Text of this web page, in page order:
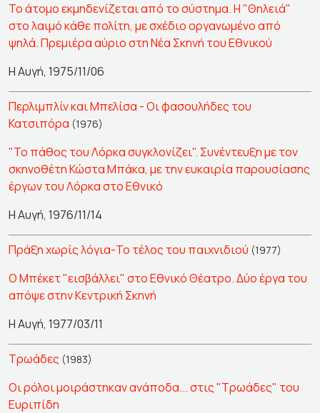
Το άτομο εκμηδενίζεται από το σύστημα. Η "Θηλειά"
στο λαιμό κάθε πολίτη, με σχέδιο οργανωμένο από
ψηλά. Πρεμιέρα αύριο στη Νέα Σκηνή του Εθνικού
Η Αυγή, 1975/11/06
Περλιμπλίν και Μπελίσα - Οι φασουλήδες του
Κατσιπόρα (1976)
"Το πάθος του Λόρκα συγκλονίζει". Συνέντευξη με τον
σκηνοθέτη Κώστα Μπάκα, με την ευκαιρία παρουσίασης
έργων του Λόρκα στο Εθνικό
Η Αυγή, 1976/11/14
Πράξη χωρίς λόγια-Το τέλος του παιχνιδιού (1977)
Ο Μπέκετ "εισβάλλει" στο Εθνικό Θέατρο. Δύο έργα του
απόψε στην Κεντρική Σκηνή
Η Αυγή, 1977/03/11
Τρωάδες (1983)
Οι ρόλοι μοιράστηκαν ανάποδα... στις "Τρωάδες" του
Ευριπίδη